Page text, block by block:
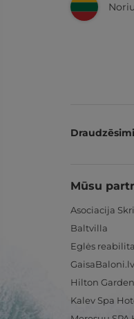
Mūsu
Asociacija
Baltvilla
GaisaBaloni.lv
Kalev Spa